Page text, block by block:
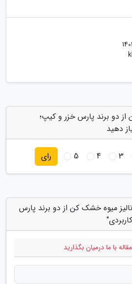
از دو برند پارس خزر و کیپ؛
دهید
3
4
5 رای
میوه خشک کن از دو برند پارس
با ما درمیان بگذارید